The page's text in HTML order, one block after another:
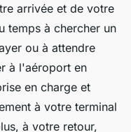
arrivée et de votre
temps à chercher un
ou à attendre
à l'aéroport en
en charge et
à votre terminal
à votre retour,